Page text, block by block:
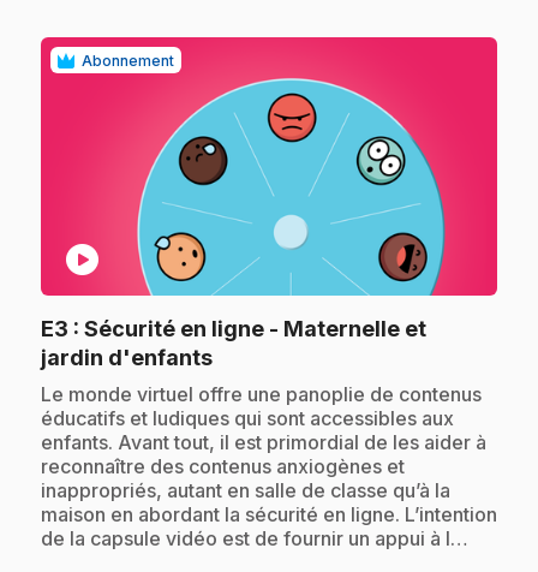
Abonnement
play_circle
E3 : Sécurité en ligne - Maternelle et
jardin d'enfants.
.Le monde virtuel offre une panoplie de contenus
éducatifs et ludiques qui sont accessibles aux
enfants. Avant tout, il est primordial de les aider à
reconnaître des contenus anxiogènes et
inappropriés, autant en salle de classe qu’à la
maison en abordant la sécurité en ligne. L’intention
de la capsule vidéo est de fournir un appui à l…